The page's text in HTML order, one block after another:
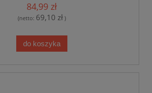
84,99 zł
(netto: 69,10 zł )
do koszyka